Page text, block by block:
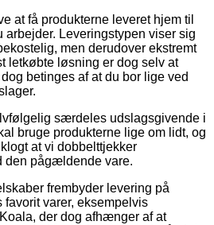
at få produkterne leveret hjem til
arbejder. Leveringstypen viser sig
men derudover ekstremt
letkøbte løsning er dog selv at
betinges af at du bor lige ved
særdeles udslagsgivende i
bruge produkterne lige om lidt, og
at vi dobbelttjekker
den pågældende vare.
frembyder levering på
varer, eksempelvis
der dog afhænger af at